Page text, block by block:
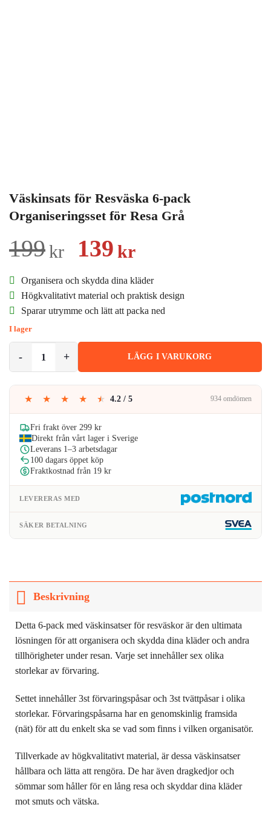
Väskinsats för Resväska 6-pack
Organiseringsset för Resa Grå
199kr
Det
ursprungliga
priset
var:
199kr.
139 krDet
nuvarande
priset
är:
139kr.
Organisera och skydda dina kläder
Högkvalitativt material och praktisk design
Sparar utrymme och lätt att packa ned
I lager
LÄGG I VARUKORG
★ ★ ★ ★ ★ 4.2 / 5 934 omdömen
Fri frakt över 299 kr
Direkt från vårt lager i Sverige
Leverans 1–3 arbetsdagar
100 dagars öppet köp
Fraktkostnad från 19 kr
LEVERERAS MED
SÄKER BETALNING
Beskrivning
Detta 6-pack med väskinsatser för resväskor är den ultimata
lösningen för att organisera och skydda dina kläder och andra
tillhörigheter under resan. Varje set innehåller sex olika
storlekar av förvaring.
Settet innehåller 3st förvaringspåsar och 3st tvättpåsar i olika
storlekar. Förvaringspåsarna har en genomskinlig framsida
(nät) för att du enkelt ska se vad som finns i vilken organisatör.
Tillverkade av högkvalitativt material, är dessa väskinsatser
hållbara och lätta att rengöra. De har även dragkedjor och
sömmar som håller för en lång resa och skyddar dina kläder
mot smuts och vätska.